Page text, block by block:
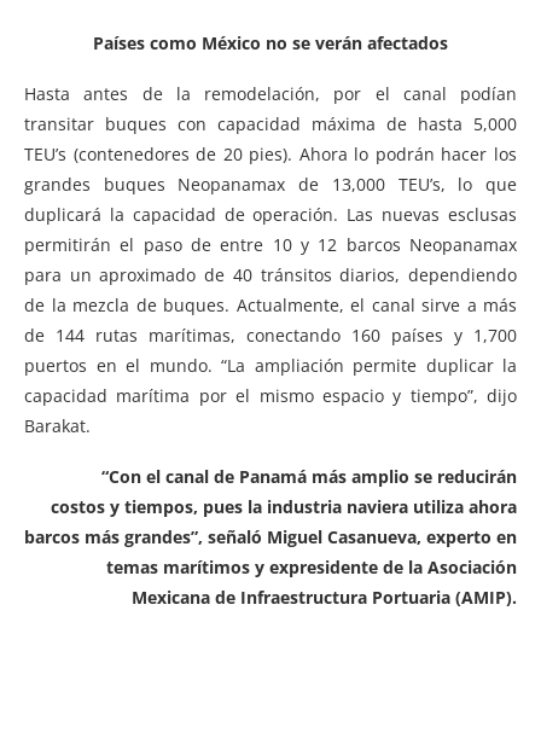
Países como México no se verán afectados
Hasta antes de la remodelación, por el canal podían
transitar buques con capacidad máxima de hasta 5,000
TEU’s (contenedores de 20 pies). Ahora lo podrán hacer los
grandes buques Neopanamax de 13,000 TEU’s, lo que
duplicará la capacidad de operación. Las nuevas esclusas
permitirán el paso de entre 10 y 12 barcos Neopanamax
para un aproximado de 40 tránsitos diarios, dependiendo
de la mezcla de buques. Actualmente, el canal sirve a más
de 144 rutas marítimas, conectando 160 países y 1,700
puertos en el mundo. “La ampliación permite duplicar la
capacidad marítima por el mismo espacio y tiempo”, dijo
Barakat.
“Con el canal de Panamá más amplio se reducirán
costos y tiempos, pues la industria naviera utiliza ahora
barcos más grandes”, señaló Miguel Casanueva, experto en
temas marítimos y expresidente de la Asociación
Mexicana de Infraestructura Portuaria (AMIP).